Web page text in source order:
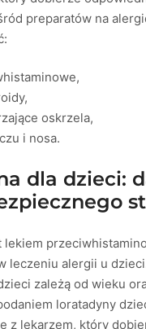
preparatów na
oskrzela,
i nosa.
dla dzieci:
lekiem
leczeniu alergii u
zależą od wieku
loratadyny
z lekarzem, który